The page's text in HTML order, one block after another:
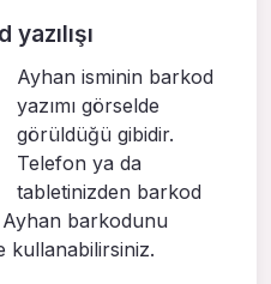
Ayhan isminin barkod
yazımı görselde
görüldüğü gibidir.
Telefon ya da
tabletinizden barkod
barkodunu
kullanabilirsiniz.